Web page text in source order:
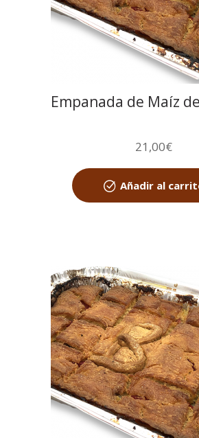
Empanada de Maíz
21,00€
Añadir al